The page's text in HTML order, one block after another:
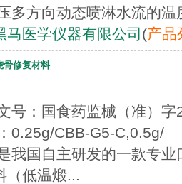
多方向动态喷淋水流的温
马医学仪器有限公司 (产品
骨修复材料
号：国食药监械（准
0.25g/CBB-G5-C,0.5g/
我国自主研发的一款专
（低温煅...